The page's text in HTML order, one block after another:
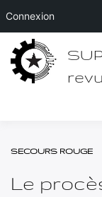
Passer
contenu
SECOURS ROUGE
Le
Connexion